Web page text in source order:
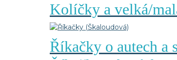
Kolíčky a velká/
Říkačky o autech a